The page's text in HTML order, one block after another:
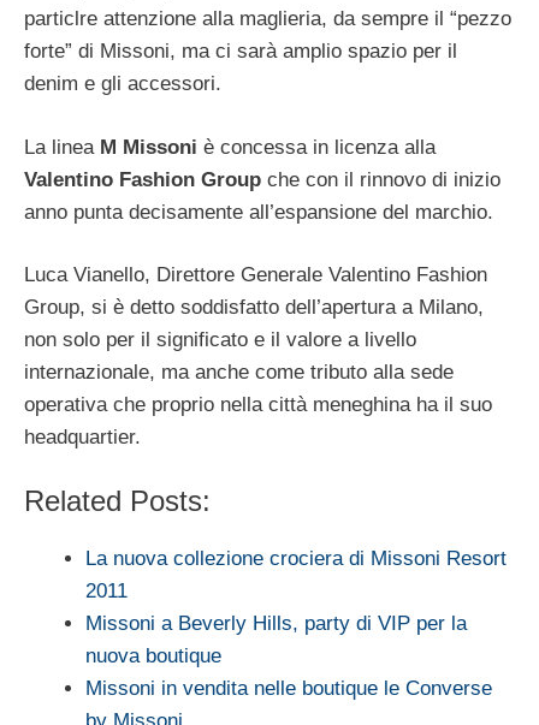
particlre attenzione alla maglieria, da sempre il “pezzo
forte” di Missoni, ma ci sarà amplio spazio per il
denim e gli accessori.
La linea M Missoni è concessa in licenza alla
Valentino Fashion Group che con il rinnovo di inizio
anno punta decisamente all’espansione del marchio.
Luca Vianello, Direttore Generale Valentino Fashion
Group, si è detto soddisfatto dell’apertura a Milano,
non solo per il significato e il valore a livello
internazionale, ma anche come tributo alla sede
operativa che proprio nella città meneghina ha il suo
headquartier.
Related Posts:
La nuova collezione crociera di Missoni Resort
2011
Missoni a Beverly Hills, party di VIP per la
nuova boutique
Missoni in vendita nelle boutique le Converse